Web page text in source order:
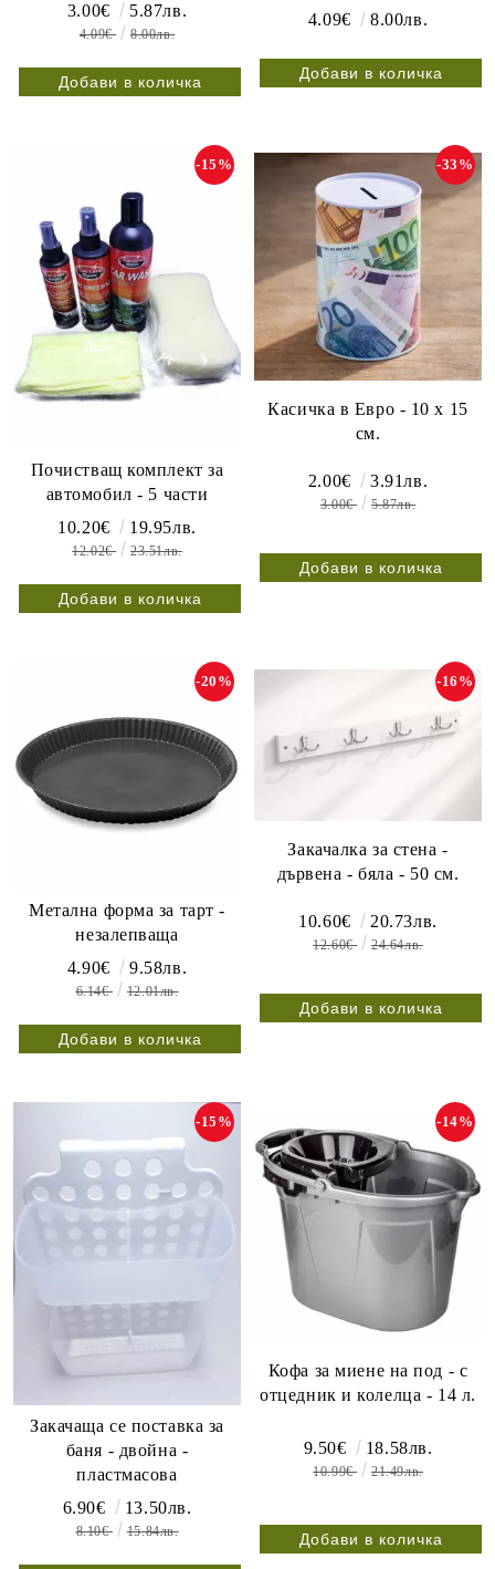
3.00€ 5.87лв.
4.09€ 8.00лв.
4.09€
8.00лв.
Почистващ комплект за
автомобил - 5 части
-15%
10.20€ 19.95лв.
12.02€ 23.51лв.
Касичка в Евро - 10 х 15
см.
-33%
2.00€ 3.91лв.
3.00€ 5.87лв.
Метална форма за тарт -
незалепваща
-20%
4.90€ 9.58лв.
6.14€ 12.01лв.
Закачалка за стена -
дървена - бяла - 50 см.
-16%
10.60€ 20.73лв.
12.60€ 24.64лв.
Закачаща се поставка за
баня - двойна -
пластмасова
-15%
6.90€ 13.50лв.
8.10€ 15.84лв.
Кофа за миене на под - с
отцедник и колелца - 14 л.
-14%
9.50€ 18.58лв.
10.99€ 21.49лв.